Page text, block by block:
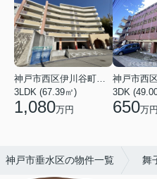
3LDK (67.39㎡)
1,080万円
神戸市西
3DK
650万円
神戸市垂水区の物件一覧 舞